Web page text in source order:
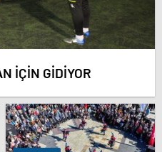
İÇİN GİDİYOR